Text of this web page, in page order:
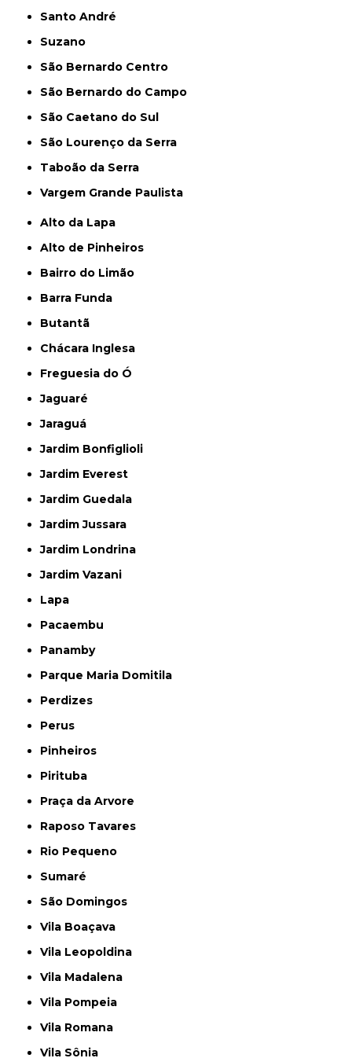
Santo André
Suzano
São Bernardo Centro
São Bernardo do Campo
São Caetano do Sul
São Lourenço da Serra
Taboão da Serra
Vargem Grande Paulista
Alto da Lapa
Alto de Pinheiros
Bairro do Limão
Barra Funda
Butantã
Chácara Inglesa
Freguesia do Ó
Jaguaré
Jaraguá
Jardim Bonfiglioli
Jardim Everest
Jardim Guedala
Jardim Jussara
Jardim Londrina
Jardim Vazani
Lapa
Pacaembu
Panamby
Parque Maria Domitila
Perdizes
Perus
Pinheiros
Pirituba
Praça da Arvore
Raposo Tavares
Rio Pequeno
Sumaré
São Domingos
Vila Boaçava
Vila Leopoldina
Vila Madalena
Vila Pompeia
Vila Romana
Vila Sônia